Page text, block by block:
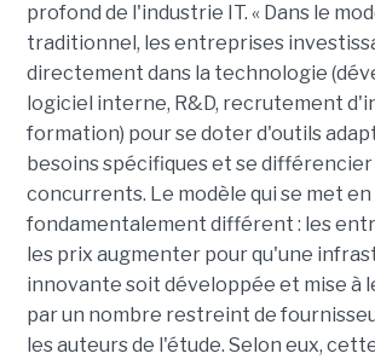
profond de l'industrie IT. « Dans le
traditionnel, les entreprises
directement dans la technologie
logiciel interne, R&D, recrutement
formation) pour se doter d'outils
besoins spécifiques et se différencier
concurrents. Le modèle qui se met
fondamentalement différent : les
les prix augmenter pour qu'une
innovante soit développée et mise à
par un nombre restreint de
les auteurs de l'étude. Selon eux,